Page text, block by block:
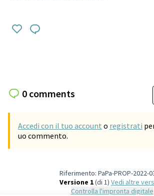
0 comments
Accedi con il tuo account o registrati
uo commento.
Riferimento: PaPa-PROP-2022-
Versione 1(di 1) vedi altre
Controlla l'impronta digitale